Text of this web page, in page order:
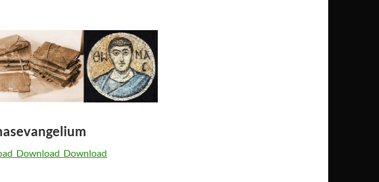
Download Download